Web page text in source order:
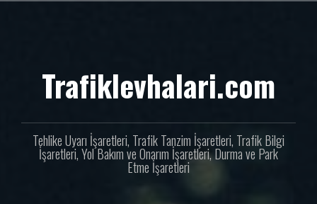
Trafiklevhalari.com
Tehlike Uyarı İşaretleri, Trafik Tanzim İşaretleri, Trafik Bilgi
İşaretleri, Yol Bakım ve Onarım İşaretleri, Durma ve Park
Etme İşaretleri